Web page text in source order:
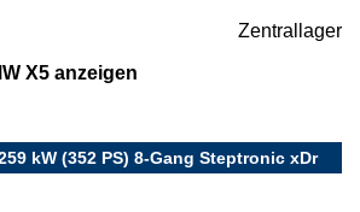
Zentrallager
X5 anzeigen
kW (352 PS) 8-Gang Steptronic xDr